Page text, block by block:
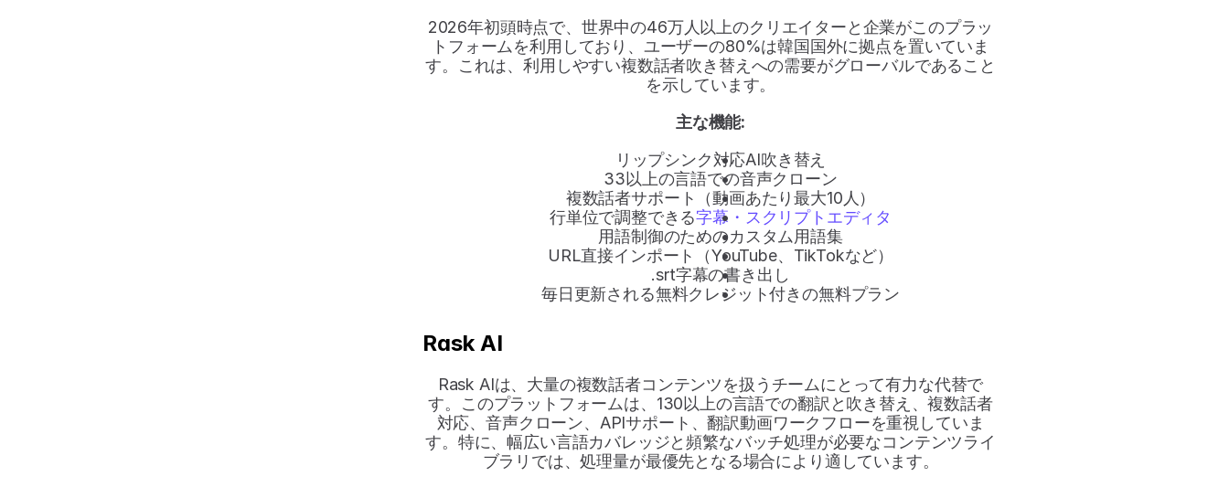
2026年初頭時点で、世界中の46万人以上のクリエイターと企業がこのプラッ
トフォームを利用しており、ユーザーの80%は韓国国外に拠点を置いていま
す。これは、利用しやすい複数話者吹き替えへの需要がグローバルであること
を示しています。
主な機能:
リップシンク対応AI吹き替え
33以上の言語での音声クローン
複数話者サポート（動画あたり最大10人）
行単位で調整できる字幕・スクリプトエディタ
用語制御のためのカスタム用語集
URL直接インポート（YouTube、TikTokなど）
.srt字幕の書き出し
毎日更新される無料クレジット付きの無料プラン
Rask AI
Rask AIは、大量の複数話者コンテンツを扱うチームにとって有力な代替で
す。このプラットフォームは、130以上の言語での翻訳と吹き替え、複数話者
対応、音声クローン、APIサポート、翻訳動画ワークフローを重視していま
す。特に、幅広い言語カバレッジと頻繁なバッチ処理が必要なコンテンツライ
ブラリでは、処理量が最優先となる場合により適しています。